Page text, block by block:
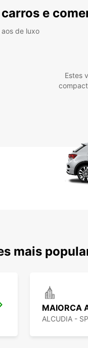
e
de luxo
Estes
mais
MAIORCA
ALCUDIA -